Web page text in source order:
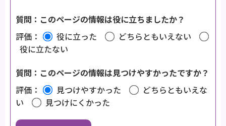
質問：このページの情報は役に立ちましたか？
評価：
役に立った
どちらともいえない
役に立たない
質問：このページの情報は見つけやすかったですか？
評価：
見つけやすかった
どちらともいえな
い
見つけにくかった